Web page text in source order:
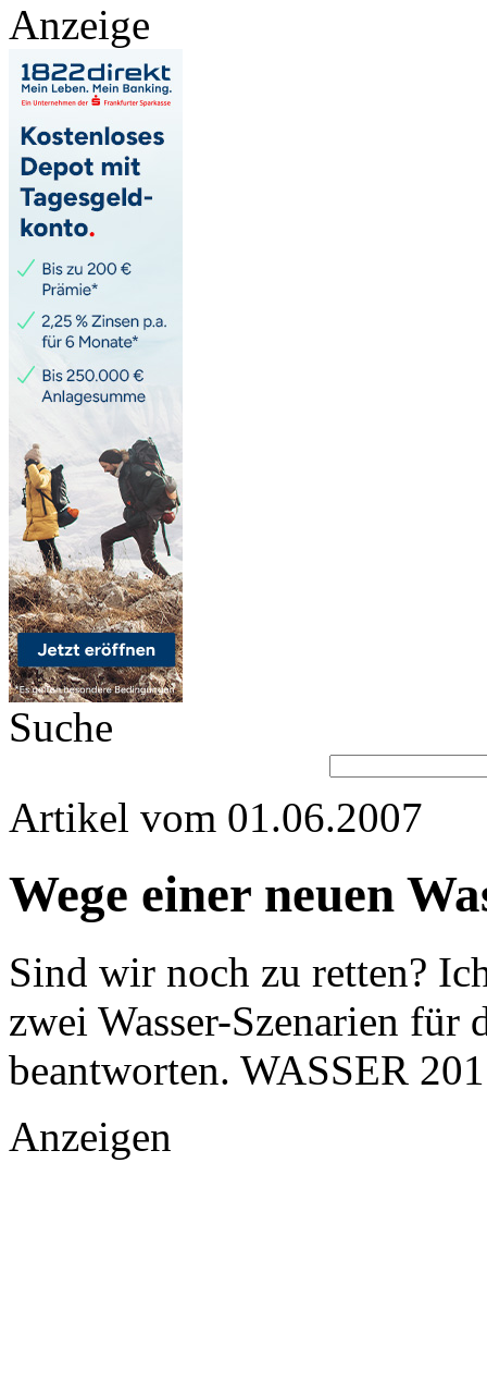
Anzeige
Suche
Artikel vom 01.06.2007
Wege einer neuen
Sind wir noch zu retten?
zwei Wasser-Szenarien für
beantworten. WASSER
Anzeigen